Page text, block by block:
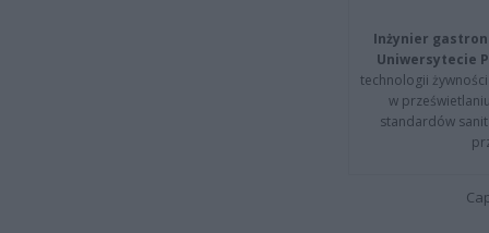
Inżynier
Uniwersytecie
technologii
w
standardów